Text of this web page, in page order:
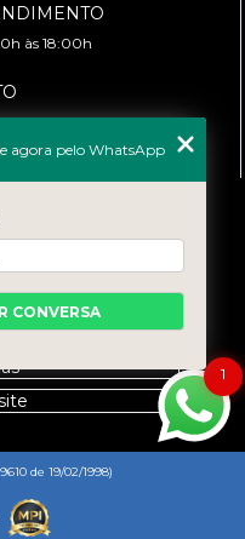
às 18:00h
de 19/02/1998)
1
agora pelo WhatsApp
CONVERSA